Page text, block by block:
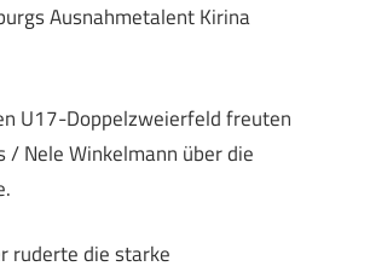
Ausnahmetalent Kirina
U17-Doppelzweierfeld freuten
/ Nele Winkelmann über die
ruderte die starke